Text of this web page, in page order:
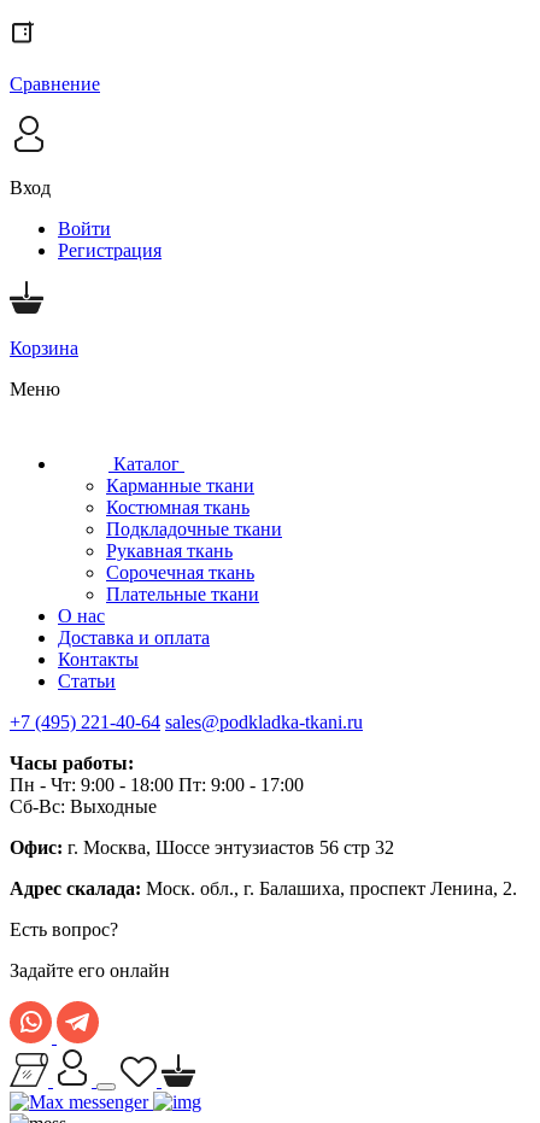
Сравнение
Вход
Войти
Регистрация
Корзина
Меню
Каталог
Карманные ткани
Костюмная ткань
Подкладочные ткани
Рукавная ткань
Сорочечная ткань
Плательные ткани
О нас
Доставка и оплата
Контакты
Статьи
+7 (495) 221-40-64 sales@podkladka-tkani.ru
Часы работы:
Пн - Чт: 9:00 - 18:00 Пт: 9:00 - 17:00
Сб-Вс: Выходные
Офис: г. Москва, Шоссе энтузиастов 56 стр 32
Адрес скалада: Моск. обл., г. Балашиха, проспект Ленина, 2.
Есть вопрос?
Задайте его онлайн